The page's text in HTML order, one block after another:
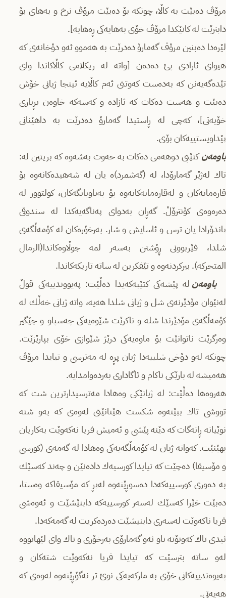
مرۆڤ دەبێت بە كاڵا، چونكە بۆ دەبێت مرۆڤ نرخ و بەھای بۆ
دابنرێت لە كاتێكدا مرۆڤ خۆی بەھایەكی ڕەھایە].
لێرەدا دەبنین مرۆڤ گەمارۆ دەدرێت بە ھەموو ئەو دۆخانەی كە
ھیوای ئازادی پێ دەدەن [واتە لە ریكلامی كاڵاكاندا وای
تێدەگەیەنن كە بەدەست كەوتنی ئەم كاڵایە ئینجا ژیانی خۆش
دەبێت و ھەست دەكات كە ئازادە و كەسەكە خاوەن بڕیاری
خۆیەتی]، كەچی لە ڕاستیدا گەمارۆ دەدرێت بە داھێنانی
پێداویستییەكان بۆی.
باومەنكتێبی دوھەمی دەكات بە حەوت بەشەوە كە بریتین لە:
تاك لەژێر گەمارۆدا، لە (گەشمرد)ە یان لە شەھیدەكانەوە بۆ
قارەمانەكان و لەقارەمانەكانەوە بۆ بەناوبانگەكان، كولتوور لە
دەرەوەی كۆنترۆڵ. گەڕان بەدوای پەناگەیەكدا لە سندوقی
پاندۆرادا یان ترس و ئاسایش و شار. بەرخۆرەكان لە كۆمەڵگەی
شلدا، فێربوونی ڕۆشتن بەسەر لمە جوڵاوەكاندا(الرمال
المتحركە). بیركردنەوە و تێفكرین لە ساتە تاریكەكاندا.
باومەن لە پێشەكی كتێبەكەیدا دەڵێت: پەیووندییەكی قوڵ
لەنێوان مۆدێرنەی شل و ژیانی شلدا ھەیە، واتە ژیانی خەڵك لە
كۆمەڵگەی مۆدێرندا شلە و ناكرێت شێوەیەكی چەسپاو و جێگیر
وەرگرێت ناتوانێت بۆ ماوەیەكی درێژ شێوازی خۆی بپارێزێت.
چونكە لەو دۆخی شلییەدا ژیان پڕە لە مەترسی و تیایدا مرۆڤ
ھەمیشە لە بارێكی ناكام و ئاگاداری بەردەوامدایە.
هەروەها دەڵێت: لە ژیانێكی وەهادا مەترسیدارترین شت كە
تووشی تاك ببێتەوە شكست ھێنانێتی لەوەی كە بەو شتە
نوێیانە ڕانەگات كە دێنە پێشی و ئەمیش فریا نەكەوێت بەكاریان
بھێنێت. كەواتە ژیان لە كۆمەڵگەیەكی وەهادا لە گەمەی (كورسی
و مۆسیقا) دەچێت كە تیایدا كورسیەك دادەنێن و چەند كەسێك
بە دەوری كورسییەكەدا دەسوڕێنەوە لەپڕ كە مۆسیقاكە وەستا،
دەبێت خێرا كەسێك لەسەر كورسییەكە دابنێشێت و ئەوەشی
فریا ناكەوێت لەسەری دابنیشێت دەردەكریت لە گەمەكەدا.
ئیدی تاك كەوتۆتە ناو ئەو گەمارۆی بەرخۆری و تاك وای لێھاتووە
لەو ساتە بترسێت كە تیایدا فریا نەكەوێت شتەكان و
پەیوەندییەكانی خۆی بە ماركەیەكی نوێ تر نەگۆڕێتەوە لەوەی كە
ھەیەتی.